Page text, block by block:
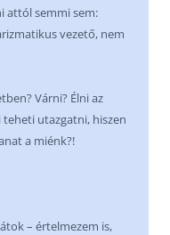
attól semmi sem:
vezető, nem
Várni? Élni az
utazgatni, hiszen
a miénk?!
– értelmezem is,